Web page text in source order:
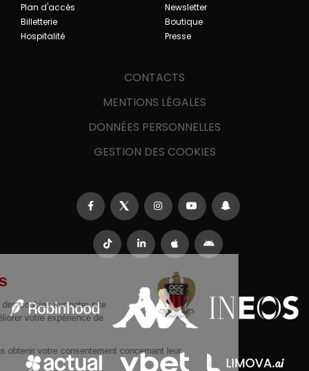
Plan d'accès
Billetterie
Hospitalité
Newsletter
Boutique
Presse
CONTACTS
MENTIONS LÉGALES
DONNÉES PERSONNELLES
GESTION DES COOKIES